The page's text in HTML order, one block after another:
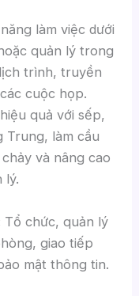
làm việc dưới
quản lý trong
trình, truyền
cuộc họp.
quả với sếp,
Trung, làm cầu
và nâng cao
lý.
Tổ chức, quản lý
giao tiếp
mật thông tin.